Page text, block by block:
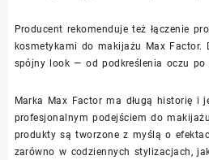
Producent rekomenduje też łączenie
kosmetykami do makijażu Max Factor.
spójny look — od podkreślenia oczu po
Marka Max Factor ma długą historię i
profesjonalnym podejściem do
produkty są tworzone z myślą o
zarówno w codziennych stylizacjach,